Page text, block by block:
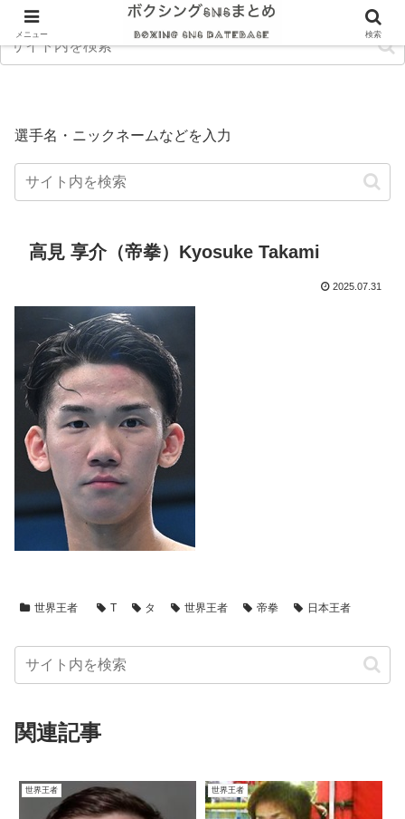
選手名・ニックネームなどを入力
高見 享介（帝拳）Kyosuke Takami
2025.07.31
世界王者 T タ 世界王者 帝拳 日本王者
関連記事
世界王者 世界王者
メニュー 検索